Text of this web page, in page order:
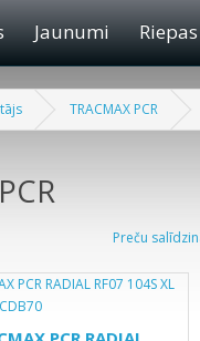
Jaunumi
TRACMAX PCR
Preču